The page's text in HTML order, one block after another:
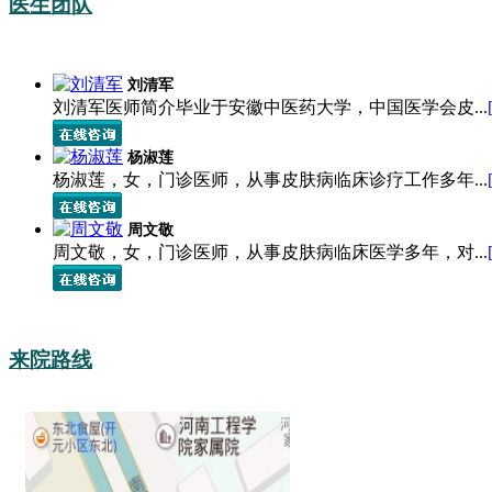
刘清军
刘清军医师简介毕业于安徽中医药大学，中国医学会皮...
杨淑莲
杨淑莲，女，门诊医师，从事皮肤病临床诊疗工作多年...
周文敬
周文敬，女，门诊医师，从事皮肤病临床医学多年，对...
来院路线